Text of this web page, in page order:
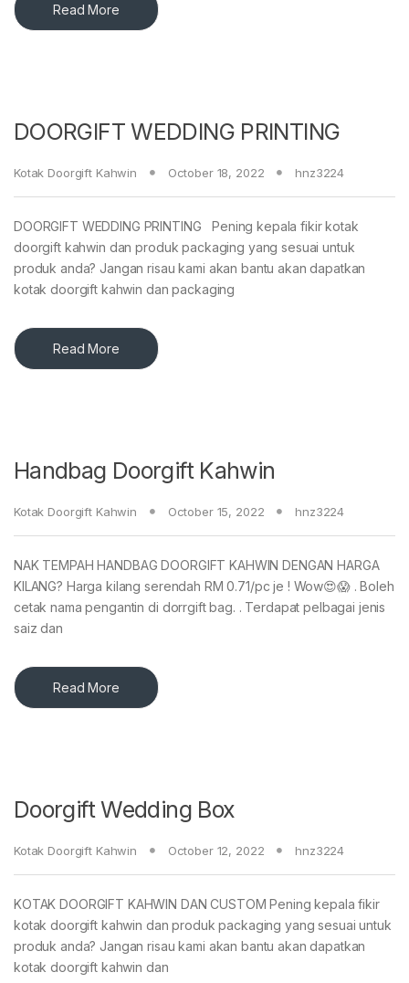
Read More
DOORGIFT WEDDING PRINTING
Kotak Doorgift Kahwin October 18, 2022 hnz3224
DOORGIFT WEDDING PRINTING Pening kepala fikir kotak
doorgift kahwin dan produk packaging yang sesuai untuk
produk anda? Jangan risau kami akan bantu akan dapatkan
kotak doorgift kahwin dan packaging
Read More
Handbag Doorgift Kahwin
Kotak Doorgift Kahwin October 15, 2022 hnz3224
NAK TEMPAH HANDBAG DOORGIFT KAHWIN DENGAN HARGA
KILANG? Harga kilang serendah RM 0.71/pc je ! Wow😍😱 . Boleh
cetak nama pengantin di dorrgift bag. . Terdapat pelbagai jenis
saiz dan
Read More
Doorgift Wedding Box
Kotak Doorgift Kahwin October 12, 2022 hnz3224
KOTAK DOORGIFT KAHWIN DAN CUSTOM Pening kepala fikir
kotak doorgift kahwin dan produk packaging yang sesuai untuk
produk anda? Jangan risau kami akan bantu akan dapatkan
kotak doorgift kahwin dan